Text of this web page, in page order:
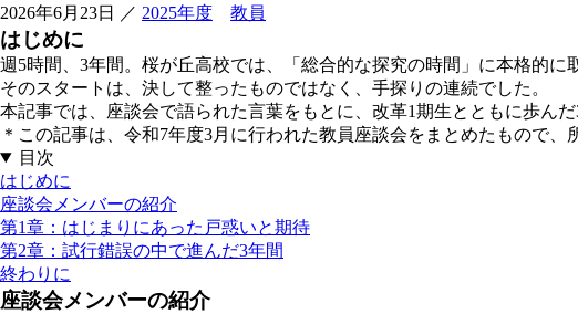
2026年6月23日 ／ 2025年度 教員
はじめに
週5時間、3年間。桜が丘高校では、「総合的な探究の時間」に本格的に
そのスタートは、決して整ったものではなく、手探りの連続でした。
本記事では、座談会で語られた言葉をもとに、改革1期生とともに歩ん
＊この記事は、令和7年度3月に行われた教員座談会をまとめたもので、
目次
はじめに
座談会メンバーの紹介
第1章：はじまりにあった戸惑いと期待
第2章：試行錯誤の中で進んだ3年間
終わりに
座談会メンバーの紹介